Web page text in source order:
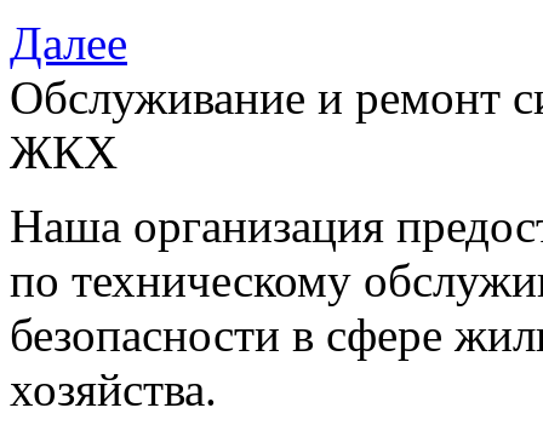
Далее
Обслуживание и ремонт
ЖКХ
Наша организация
по техническому
безопасности в сфере
хозяйства.